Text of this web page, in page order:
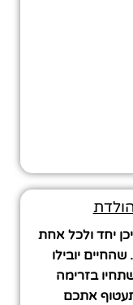
יחד ולכל אחת
יובילו
בזרימה
תעטוף אתכם